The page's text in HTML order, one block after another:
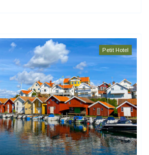
Petit Hotel